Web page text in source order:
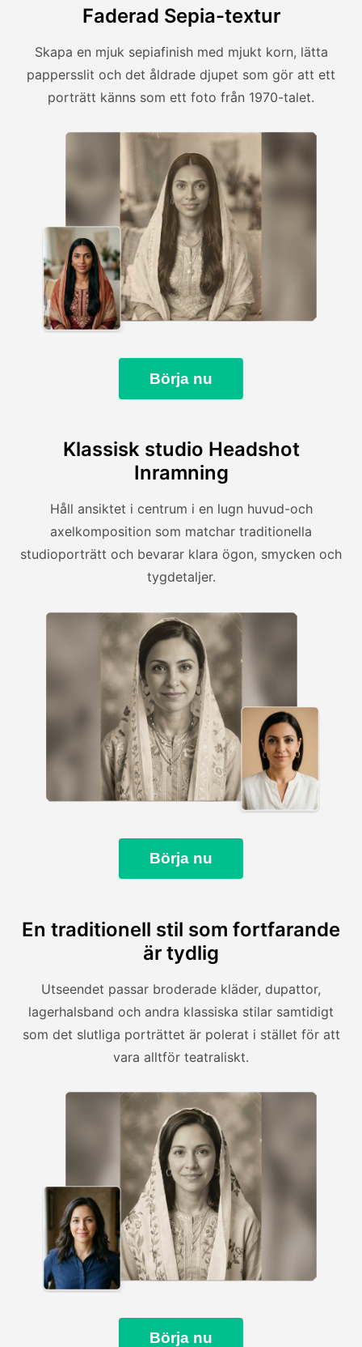
Faderad Sepia-textur
Skapa en mjuk sepiafinish med mjukt korn, lätta
pappersslit och det åldrade djupet som gör att ett
porträtt känns som ett foto från 1970-talet.
Börja nu
Klassisk studio Headshot
Inramning
Håll ansiktet i centrum i en lugn huvud-och
axelkomposition som matchar traditionella
studioporträtt och bevarar klara ögon, smycken och
tygdetaljer.
Börja nu
En traditionell stil som fortfarande
är tydlig
Utseendet passar broderade kläder, dupattor,
lagerhalsband och andra klassiska stilar samtidigt
som det slutliga porträttet är polerat i stället för att
vara alltför teatraliskt.
Börja nu